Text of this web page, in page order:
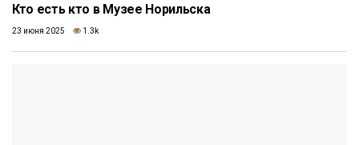
Кто есть кто в Музее Норильска
23 июня 2025 1.3k